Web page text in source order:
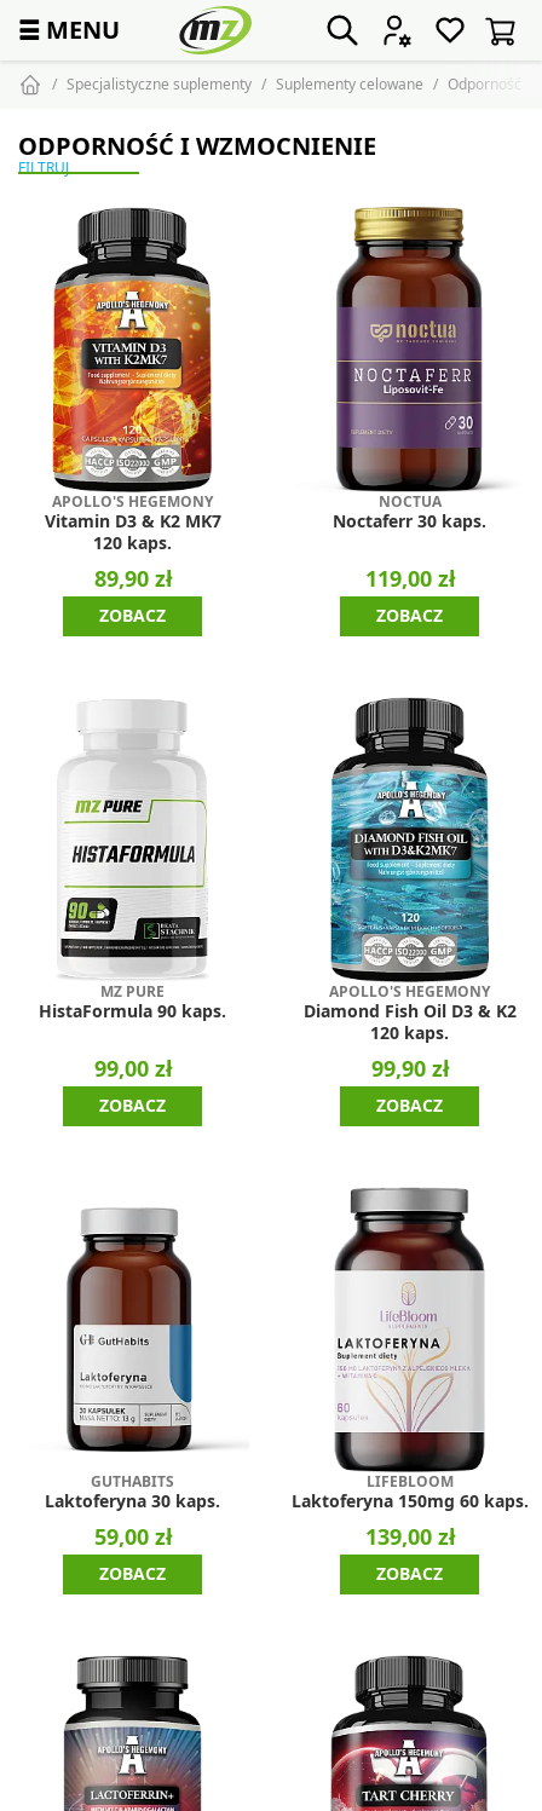
☰ MENU
Specjalistyczne suplementy Suplementy celowane Odporność i
ODPORNOŚĆ I WZMOCNIENIE
FILTRUJ
APOLLO'S HEGEMONY
Vitamin D3 & K2 MK7
120 kaps.
89,90 zł
ZOBACZ
NOCTUA
Noctaferr 30 kaps.
119,00 zł
ZOBACZ
MZ PURE
HistaFormula 90 kaps.
99,00 zł
ZOBACZ
APOLLO'S HEGEMONY
Diamond Fish Oil D3 & K2
120 kaps.
99,90 zł
ZOBACZ
GUTHABITS
Laktoferyna 30 kaps.
59,00 zł
ZOBACZ
LIFEBLOOM
Laktoferyna 150mg 60 kaps.
139,00 zł
ZOBACZ